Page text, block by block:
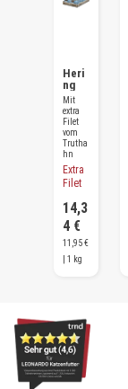
Heri
ng
Mit
extra
Filet
vom
Trutha
hn
Extra
Filet
14,3
4 €
11,95 €
| 1 kg